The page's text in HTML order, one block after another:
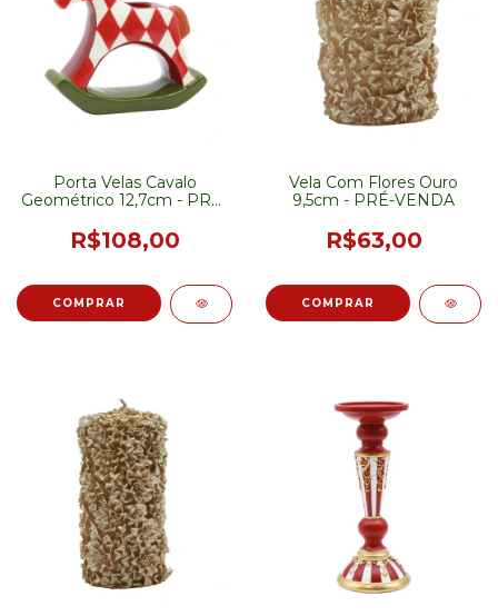
Porta Velas Cavalo
Geométrico 12,7cm - PRÉ-
R$108,00
Vela Com Flores Ouro
9,5cm - PRÉ-VENDA
R$63,00